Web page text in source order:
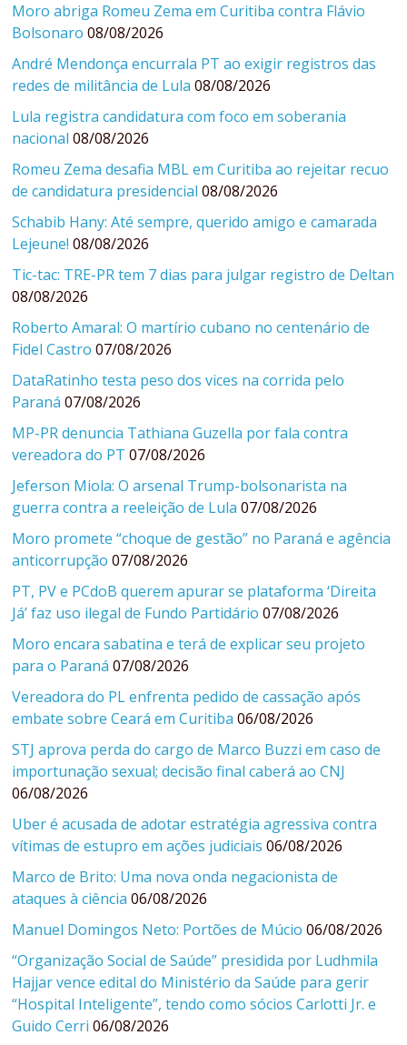
Moro abriga Romeu Zema em Curitiba contra Flávio
Bolsonaro 08/08/2026
André Mendonça encurrala PT ao exigir registros das
redes de militância de Lula 08/08/2026
Lula registra candidatura com foco em soberania
nacional 08/08/2026
Romeu Zema desafia MBL em Curitiba ao rejeitar recuo
de candidatura presidencial 08/08/2026
Schabib Hany: Até sempre, querido amigo e camarada
Lejeune! 08/08/2026
Tic-tac: TRE-PR tem 7 dias para julgar registro de Deltan
08/08/2026
Roberto Amaral: O martírio cubano no centenário de
Fidel Castro 07/08/2026
DataRatinho testa peso dos vices na corrida pelo
Paraná 07/08/2026
MP-PR denuncia Tathiana Guzella por fala contra
vereadora do PT 07/08/2026
Jeferson Miola: O arsenal Trump-bolsonarista na
guerra contra a reeleição de Lula 07/08/2026
Moro promete “choque de gestão” no Paraná e agência
anticorrupção 07/08/2026
PT, PV e PCdoB querem apurar se plataforma ‘Direita
Já’ faz uso ilegal de Fundo Partidário 07/08/2026
Moro encara sabatina e terá de explicar seu projeto
para o Paraná 07/08/2026
Vereadora do PL enfrenta pedido de cassação após
embate sobre Ceará em Curitiba 06/08/2026
STJ aprova perda do cargo de Marco Buzzi em caso de
importunação sexual; decisão final caberá ao CNJ
06/08/2026
Uber é acusada de adotar estratégia agressiva contra
vítimas de estupro em ações judiciais 06/08/2026
Marco de Brito: Uma nova onda negacionista de
ataques à ciência 06/08/2026
Manuel Domingos Neto: Portões de Múcio 06/08/2026
“Organização Social de Saúde” presidida por Ludhmila
Hajjar vence edital do Ministério da Saúde para gerir
“Hospital Inteligente”, tendo como sócios Carlotti Jr. e
Guido Cerri 06/08/2026